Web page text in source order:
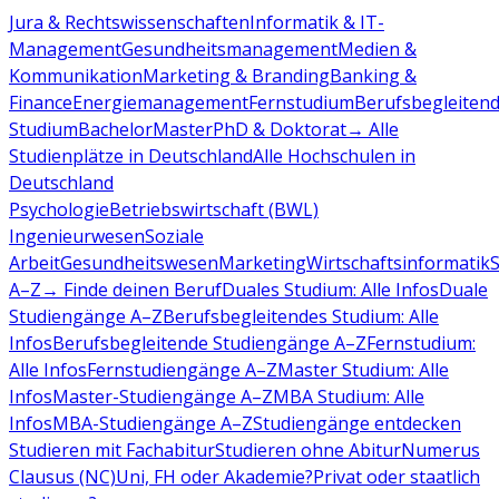
Jura & RechtswissenschaftenInformatik & IT-
ManagementGesundheitsmanagementMedien &
KommunikationMarketing & BrandingBanking &
FinanceEnergiemanagementFernstudiumBerufsbegleitend
StudiumBachelorMasterPhD & Doktorat→ Alle
Studienplätze in DeutschlandAlle Hochschulen in
Deutschland
PsychologieBetriebswirtschaft (BWL)
IngenieurwesenSoziale
ArbeitGesundheitswesenMarketingWirtschaftsinformatik
A–Z→ Finde deinen BerufDuales Studium: Alle InfosDuale
Studiengänge A–ZBerufsbegleitendes Studium: Alle
InfosBerufsbegleitende Studiengänge A–ZFernstudium:
Alle InfosFernstudiengänge A–ZMaster Studium: Alle
InfosMaster-Studiengänge A–ZMBA Studium: Alle
InfosMBA-Studiengänge A–ZStudiengänge entdecken
Studieren mit FachabiturStudieren ohne AbiturNumerus
Clausus (NC)Uni, FH oder Akademie?Privat oder staatlich